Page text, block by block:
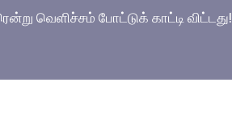
வெளிச்சம் போட்டுக் காட்டி விட்டது!